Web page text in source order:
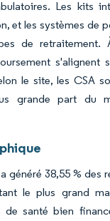
Les kits
et les systèmes de
de retraitement.
s'alignent
le site, les CSA
grande part du
généré 38,55 % des
le plus grand
de santé bien